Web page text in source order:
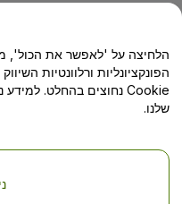
מרכז העזרה/יצירת
הפונקציונליות ורלוונטיות
Cookie נחוצים בהחלט. למידע נוסף, ניתן לעיין
שלנו.